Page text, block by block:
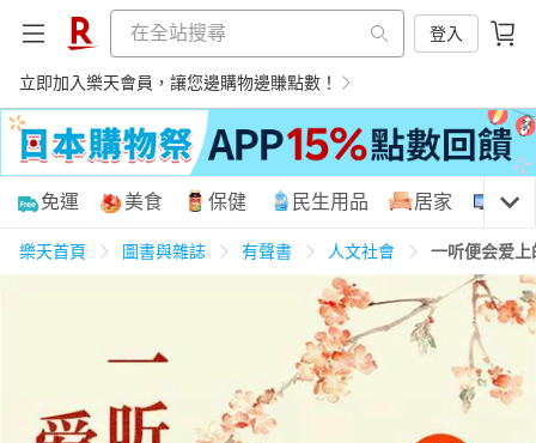
登入
立即加入樂天會員，讓您邊購物邊賺點數！
購物網分類
養生保健 民生用品
居家生活 3C家電
免運 美食 保健 民生用品 居家 3C
樂天首頁 圖書與雜誌 有聲書 人文社會 一听便会爱